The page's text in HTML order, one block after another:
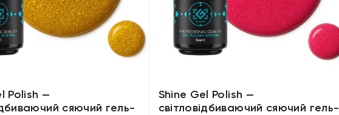
Polish —
сяючий гель-
Shine Gel Polish —
світловідбиваючий сяючий гель-